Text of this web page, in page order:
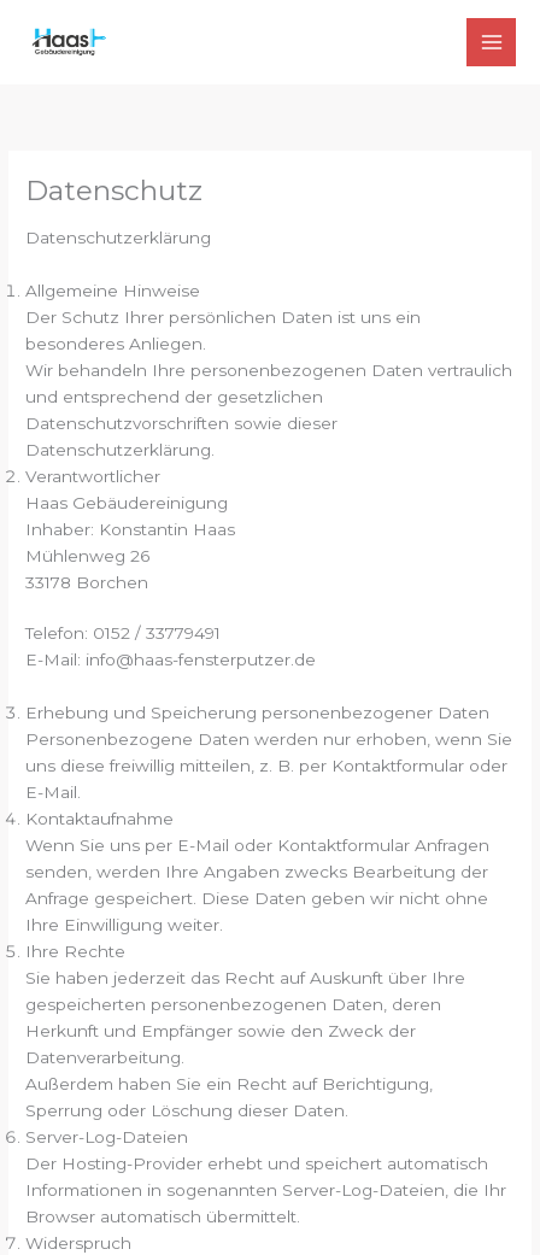
Inhalt
Datenschutz
Datenschutzerklärung
Allgemeine Hinweise
Der Schutz Ihrer persönlichen Daten ist uns ein
besonderes Anliegen.
Wir behandeln Ihre personenbezogenen Daten vertraulich
und entsprechend der gesetzlichen
Datenschutzvorschriften sowie dieser
Datenschutzerklärung.
Verantwortlicher
Haas Gebäudereinigung
Inhaber: Konstantin Haas
Mühlenweg 26
33178 Borchen
Telefon: 0152 / 33779491
E-Mail: info@haas-fensterputzer.de
Erhebung und Speicherung personenbezogener Daten
Personenbezogene Daten werden nur erhoben, wenn Sie
uns diese freiwillig mitteilen, z. B. per Kontaktformular oder
E-Mail.
Kontaktaufnahme
Wenn Sie uns per E-Mail oder Kontaktformular Anfragen
senden, werden Ihre Angaben zwecks Bearbeitung der
Anfrage gespeichert. Diese Daten geben wir nicht ohne
Ihre Einwilligung weiter.
Ihre Rechte
Sie haben jederzeit das Recht auf Auskunft über Ihre
gespeicherten personenbezogenen Daten, deren
Herkunft und Empfänger sowie den Zweck der
Datenverarbeitung.
Außerdem haben Sie ein Recht auf Berichtigung,
Sperrung oder Löschung dieser Daten.
Server-Log-Dateien
Der Hosting-Provider erhebt und speichert automatisch
Informationen in sogenannten Server-Log-Dateien, die Ihr
Browser automatisch übermittelt.
Widerspruch